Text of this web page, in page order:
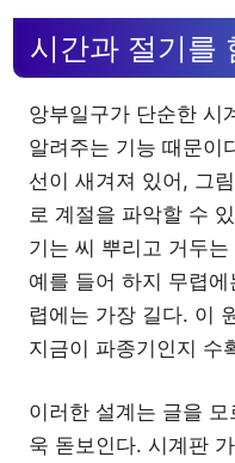
시간과 절기를
앙부일구가 단순한 시
알려주는 기능 때문이
선이 새겨져 있어, 그
로 계절을 파악할 수
기는 씨 뿌리고 거두
예를 들어 하지 무렵
렵에는 가장 길다. 이
지금이 파종기인지 수
이러한 설계는 글을
욱 돋보인다. 시계판